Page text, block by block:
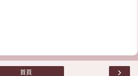
›
首頁